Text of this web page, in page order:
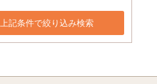
上記条件で絞り込み検索